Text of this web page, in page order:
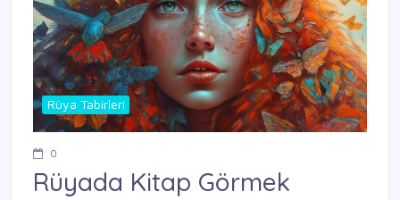
Rüya Tabirleri
0
Rüyada Kitap Görmek